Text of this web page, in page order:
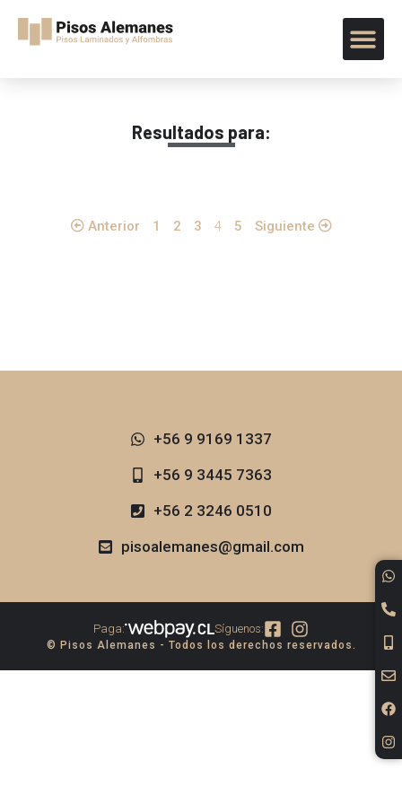
Resultados para:
Anterior 1 2 3 4 5 Siguiente
+56 9 9169 1337​
+56 9 3445 7363
+56 2 3246 0510
pisoalemanes@gmail.com
Paga: Síguenos:
© Pisos Alemanes - Todos los derechos reservados.